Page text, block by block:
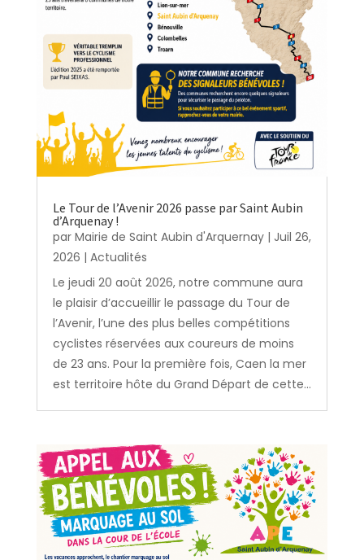
Le Tour de l’Avenir 2026 passe par Saint Aubin
d’Arquenay !
par Mairie de Saint Aubin d'Arquernay| Juil 26,
2026 | Actualités
Le jeudi 20 août 2026, notre commune aura
le plaisir d’accueillir le passage du Tour de
l’Avenir, l’une des plus belles compétitions
cyclistes réservées aux coureurs de moins
de 23 ans. Pour la première fois, Caen la mer
est territoire hôte du Grand Départ de cette...